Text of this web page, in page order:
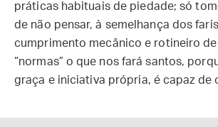
práticas habituais de piedade; só
de não pensar, à semelhança dos
cumprimento mecânico e rotineiro
“normas” o que nos fará santos,
graça e iniciativa própria, é capaz de